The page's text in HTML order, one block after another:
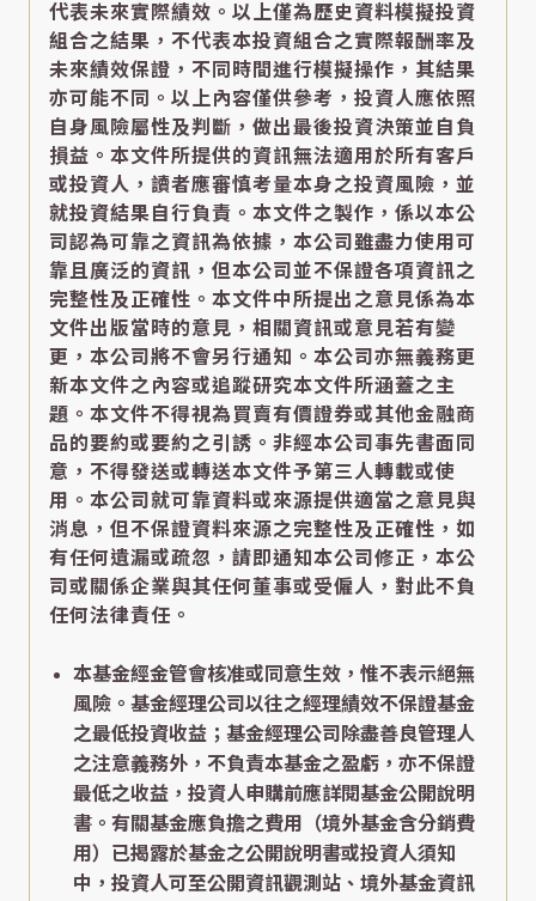
代表未來實際績效。以上僅為歷史資料模擬投資
組合之結果，不代表本投資組合之實際報酬率及
未來績效保證，不同時間進行模擬操作，其結果
亦可能不同。以上內容僅供參考，投資人應依照
自身風險屬性及判斷，做出最後投資決策並自負
損益。本文件所提供的資訊無法適用於所有客戶
或投資人，讀者應審慎考量本身之投資風險，並
就投資結果自行負責。本文件之製作，係以本公
司認為可靠之資訊為依據，本公司雖盡力使用可
靠且廣泛的資訊，但本公司並不保證各項資訊之
完整性及正確性。本文件中所提出之意見係為本
文件出版當時的意見，相關資訊或意見若有變
更，本公司將不會另行通知。本公司亦無義務更
新本文件之內容或追蹤研究本文件所涵蓋之主
題。本文件不得視為買賣有價證券或其他金融商
品的要約或要約之引誘。非經本公司事先書面同
意，不得發送或轉送本文件予第三人轉載或使
用。本公司就可靠資料或來源提供適當之意見與
消息，但不保證資料來源之完整性及正確性，如
有任何遺漏或疏忽，請即通知本公司修正，本公
司或關係企業與其任何董事或受僱人，對此不負
任何法律責任。
本基金經金管會核准或同意生效，惟不表示絕無
風險。基金經理公司以往之經理績效不保證基金
之最低投資收益；基金經理公司除盡善良管理人
之注意義務外，不負責本基金之盈虧，亦不保證
最低之收益，投資人申購前應詳閱基金公開說明
書。有關基金應負擔之費用（境外基金含分銷費
用）已揭露於基金之公開說明書或投資人須知
中，投資人可至公開資訊觀測站、境外基金資訊